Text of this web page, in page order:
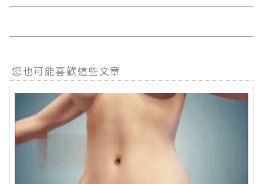
您也可能喜歡這些文章